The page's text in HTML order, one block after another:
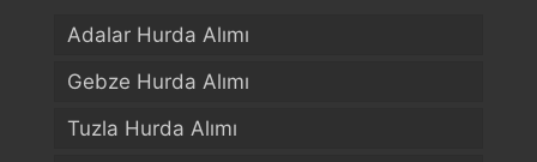
Adalar Hurda Alımı
Gebze Hurda Alımı
Tuzla Hurda Alımı